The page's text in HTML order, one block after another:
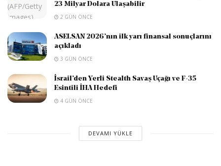
23 Milyar Dolara Ulaşabilir
2 GÜN ÖNCE
ASELSAN 2026’nın ilk yarı finansal sonuçlarını
açıkladı
3 GÜN ÖNCE
İsrail’den Yerli Stealth Savaş Uçağı ve F-35
Esintili İHA Hedefi
4 GÜN ÖNCE
DEVAMI YÜKLE